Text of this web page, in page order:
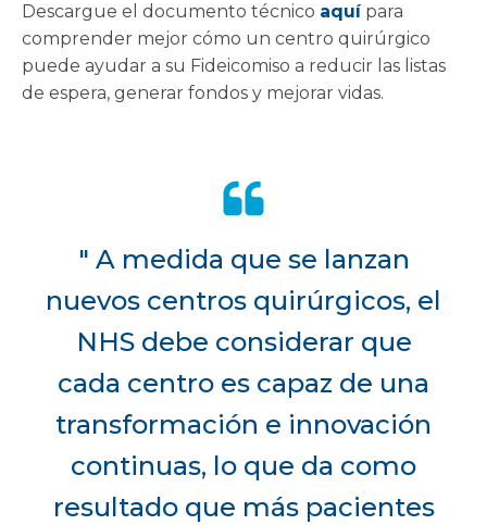
Descargue el documento técnico aquípara
comprender mejor cómo un centro quirúrgico
puede ayudar a su Fideicomiso a reducir las listas
de espera, generar fondos y mejorar vidas.
" A medida que se lanzan
nuevos centros quirúrgicos, el
NHS debe considerar que
cada centro es capaz de una
transformación e innovación
continuas, lo que da como
resultado que más pacientes